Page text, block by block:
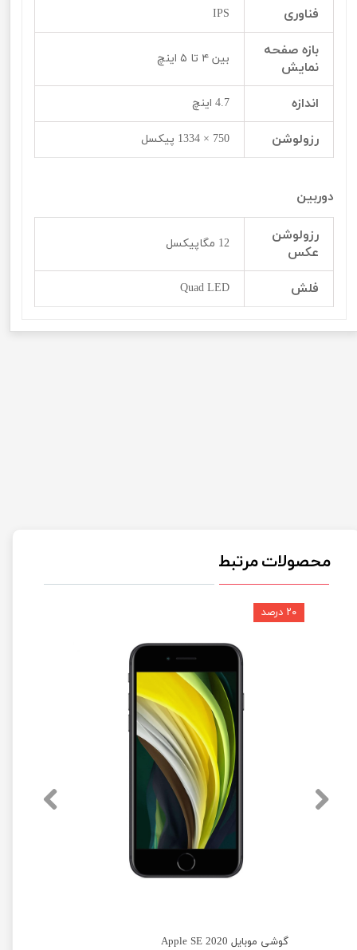
فناوری IPS
بازه صفحه
نمایش
بین ۴ تا ۵ اینچ
اندازه 4.7 اینچ
رزولوشن 750 × 1334 پیکسل
دوربین
رزولوشن
عکس
12 مگاپیکسل
فلش Quad LED
محصولات مرتبط
گوشی موبایل Apple SE 2020
۲۰ درصد